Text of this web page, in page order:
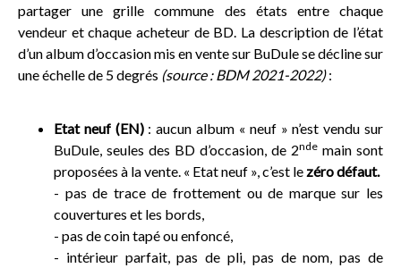
partager une grille commune des états entre chaque
vendeur et chaque acheteur de BD. La description de l’état
d’un album d’occasion mis en vente sur BuDule se décline sur
une échelle de 5 degrés (source : BDM 2021-2022):
Etat neuf (EN) : aucun album « neuf » n’est vendu sur
BuDule, seules des BD d’occasion, de 2nde main sont
proposées à la vente. « Etat neuf », c’est le zéro défaut.
- pas de trace de frottement ou de marque sur les
couvertures et les bords,
- pas de coin tapé ou enfoncé,
- intérieur parfait, pas de pli, pas de nom, pas de